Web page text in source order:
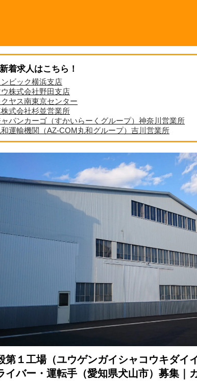
着求人はこちら！
ビック横浜支店
株式会社野田支店
ヤス南東京センター
式会社杉並営業所
パンカーゴ（すかいらーくグループ）神奈川営業所
運輸機関（AZ-COM丸和グループ）吉川営業所
第１工場（ユウゲンガイシャコウキダイ
イバー・運転手（愛知県犬山市）募集｜